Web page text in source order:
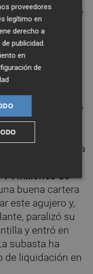
a la espera de
del interior.
prolongarse
este
nueva etapa
a la empresa de
durante
de Frost-
consecuencia
un
14 millones de
buena cartera
este agujero y,
paralizó su
y entró en
subasta ha
de liquidación en
proveedores
legítimo en
derecho a
publicidad.
en
de